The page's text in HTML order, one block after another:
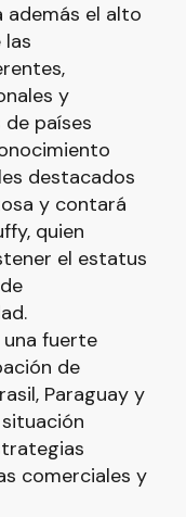
el alto
y
países
destacados
y contará
quien
el estatus
fuerte
de
Paraguay y
comerciales y